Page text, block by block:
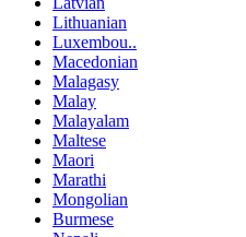
Lithuanian
Luxembou..
Macedonian
Malagasy
Malay
Malayalam
Maltese
Maori
Marathi
Mongolian
Burmese